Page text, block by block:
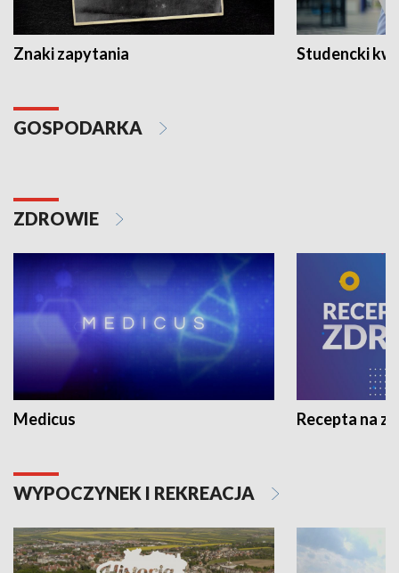
Znaki zapytania Studencki
GOSPODARKA
ZDROWIE
Medicus Recepta na
WYPOCZYNEK I REKREACJA